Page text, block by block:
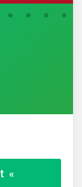
«